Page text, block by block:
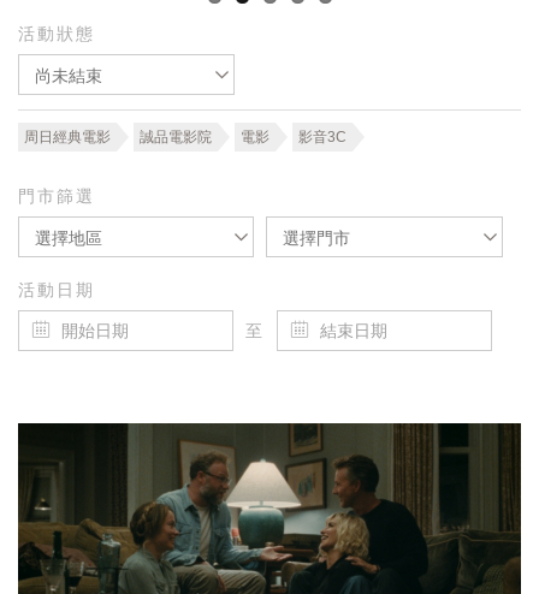
活動狀態
尚未結束
周日經典電影 誠品電影院 電影 影音3C
門市篩選
選擇地區 選擇門市
活動日期
至